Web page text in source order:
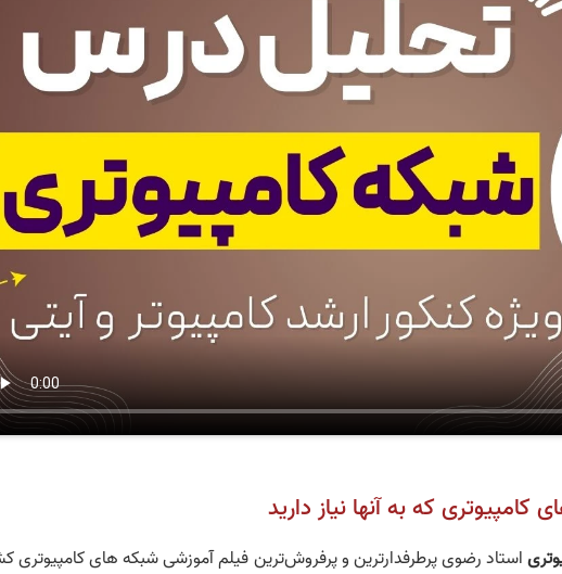
که به آنها نیاز دارید
استاد رضوی پرطرفدارترین و پرفروش‌ترین فیلم آموزشی شبکه های کامپیوتری